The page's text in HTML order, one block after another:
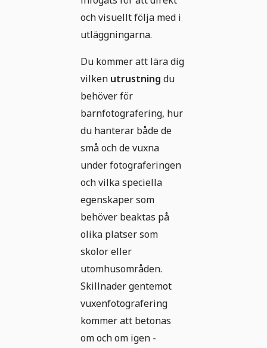
och visuellt följa med i
utläggningarna.
Du kommer att lära dig
vilken utrustning du
behöver för
barnfotografering, hur
du hanterar både de
små och de vuxna
under fotograferingen
och vilka speciella
egenskaper som
behöver beaktas på
olika platser som
skolor eller
utomhusområden.
Skillnader gentemot
vuxenfotografering
kommer att betonas
om och om igen -